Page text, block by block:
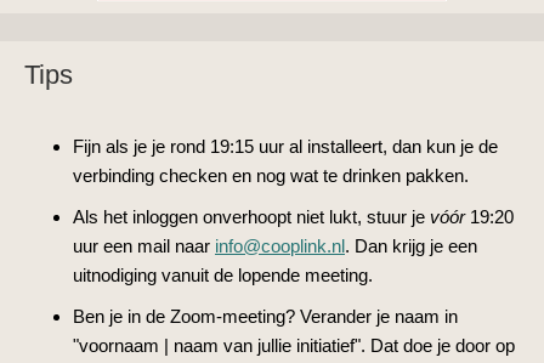
Tips
Fijn als je je rond 19:15 uur al installeert, dan kun je de
verbinding checken en nog wat te drinken pakken.
Als het inloggen onverhoopt niet lukt, stuur je vóór19:20
uur een mail naar info@cooplink.nl. Dan krijg je een
uitnodiging vanuit de lopende meeting.
Ben je in de Zoom-meeting? Verander je naam in
"voornaam | naam van jullie initiatief". Dat doe je door op